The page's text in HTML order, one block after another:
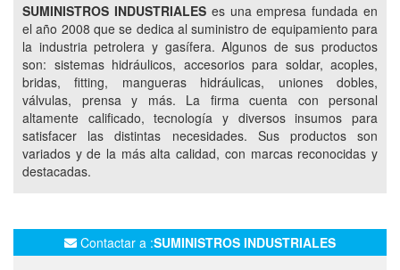
CODOS GIRATORIOS VITALMET FITTING
ACCESORIOS PARA SOLDAR UNIONES DOBLES
ALTA PRESION EATON AEROQUIP FOGLIA
NHI NEW HOUSE INDUSTRIES FUTURA
MANGUEROTES CERVEZA
PRENSADO DE MANGUEROTES NYLON
ESPARRAGOS
ACTUADORES NEUMÁTICOS VÁLVULAS NEUMÁTICAS
SUMINISTROS INDUSTRIALESes una empresa fundada en
el año 2008 que se dedica al suministro de equipamiento para
la industria petrolera y gasífera. Algunos de sus productos
son: sistemas hidráulicos, accesorios para soldar, acoples,
bridas, fitting, mangueras hidráulicas, uniones dobles,
válvulas, prensa y más. La firma cuenta con personal
altamente calificado, tecnología y diversos insumos para
satisfacer las distintas necesidades. Sus productos son
variados y de la más alta calidad, con marcas reconocidas y
destacadas.
Contactar a :SUMINISTROS INDUSTRIALES